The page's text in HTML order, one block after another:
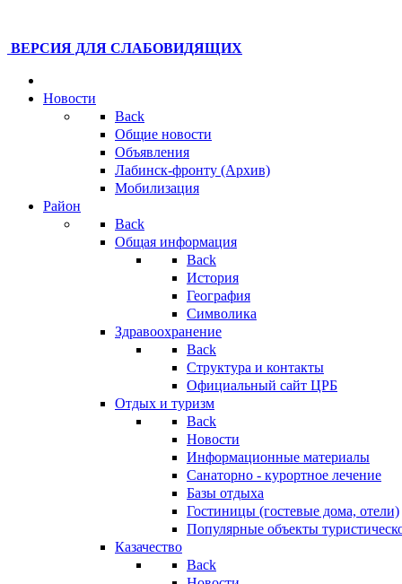
ВЕРСИЯ ДЛЯ СЛАБОВИДЯЩИХ
Новости
Back
Общие новости
Объявления
Лабинск-фронту (Архив)
Мобилизация
Район
Back
Общая информация
Back
История
География
Символика
Здравоохранение
Back
Структура и контакты
Официальный сайт ЦРБ
Отдых и туризм
Back
Новости
Информационные материалы
Санаторно - курортное лечение
Базы отдыха
Гостиницы (гостевые дома, отели)
Популярные объекты
Казачество
Back